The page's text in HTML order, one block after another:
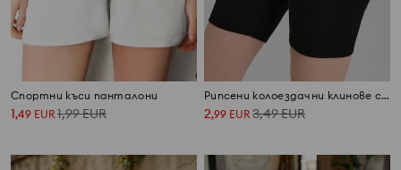
Спортни къси панталони
1,49 EUR 1,99EUR
Рипсени колоездачни клинове с памук
2,99 EUR 3,49EUR